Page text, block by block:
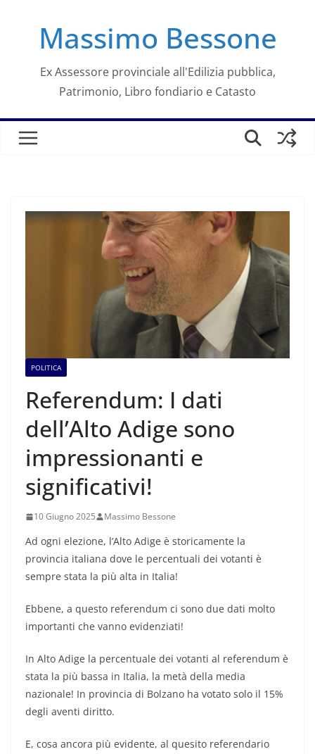
contenutoMassimo Bessone
Ex Assessore provinciale all'Edilizia pubblica,
Patrimonio, Libro fondiario e Catasto
POLITICA
Referendum: I dati
dell’Alto Adige sono
impressionanti e
significativi!
10 Giugno 2025 Massimo Bessone
Ad ogni elezione, l’Alto Adige è storicamente la
provincia italiana dove le percentuali dei votanti è
sempre stata la più alta in Italia!
Ebbene, a questo referendum ci sono due dati molto
importanti che vanno evidenziati!
In Alto Adige la percentuale dei votanti al referendum è
stata la più bassa in Italia, la metà della media
nazionale! In provincia di Bolzano ha votato solo il 15%
degli aventi diritto.
E, cosa ancora più evidente, al quesito referendario